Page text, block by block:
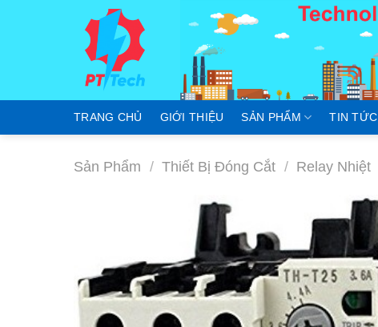
TRANG CHỦ GIỚI THIỆU SẢN PHẨM TIN TỨC
Sản Phẩm / Thiết Bị Đóng Cắt / Relay Nhiệt